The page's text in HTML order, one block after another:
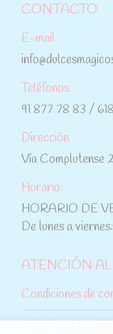
CONTACTO
E-mail
Teléfonos
91 877 78 83 /
Dirección
Vía Complutense
Horario:
HORARIO DE
De lunes a
ATENCIÓN
Condiciones de